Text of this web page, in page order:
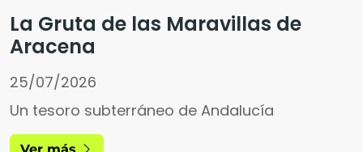
La Gruta de las Maravillas de
Aracena
25/07/2026
Un tesoro subterráneo de Andalucía